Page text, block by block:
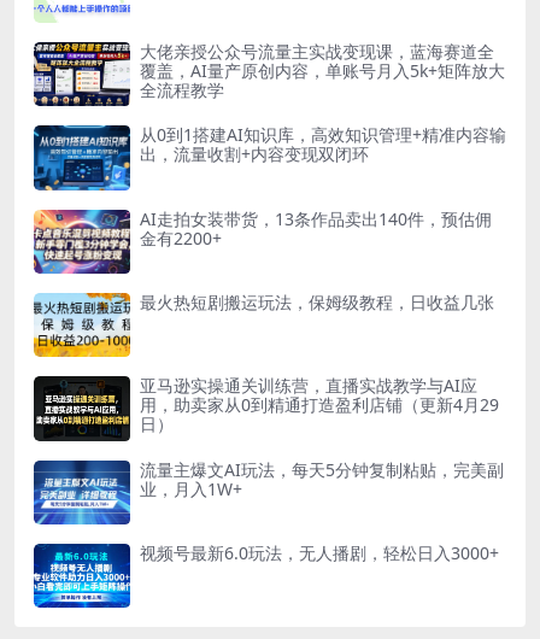
大佬亲授公众号流量主实战变现课，蓝海赛道全
覆盖，AI量产原创内容，单账号月入5k+矩阵放大
全流程教学
从0到1搭建AI知识库，高效知识管理+精准内容输
出，流量收割+内容变现双闭环
AI走拍女装带货，13条作品卖出140件，预估佣
金有2200+
最火热短剧搬运玩法，保姆级教程，日收益几张
亚马逊实操通关训练营，直播实战教学与AI应
用，助卖家从0到精通打造盈利店铺（更新4月29
日）
流量主爆文AI玩法，每天5分钟复制粘贴，完美副
业，月入1W+
视频号最新6.0玩法，无人播剧，轻松日入3000+